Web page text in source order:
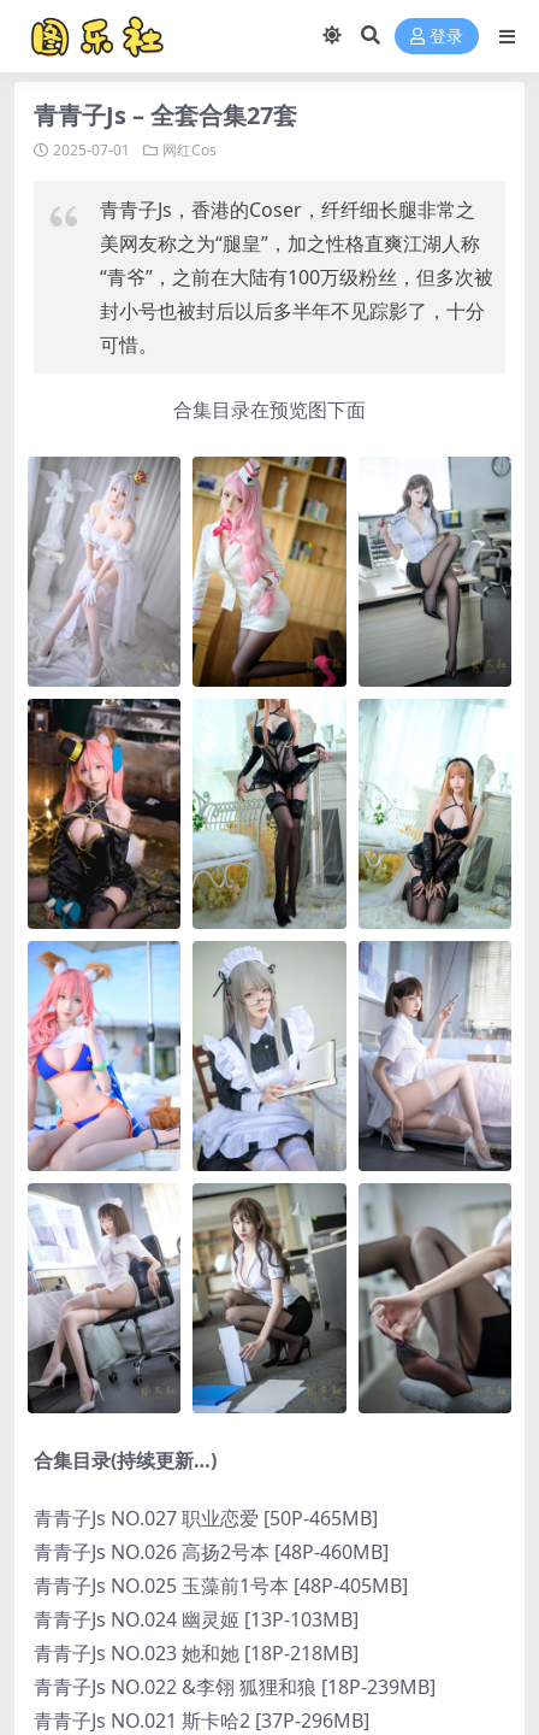
登录
青青子Js – 全套合集27套
2025-07-01 网红Cos
青青子Js，香港的Coser，纤纤细长腿非常之
美网友称之为“腿皇”，加之性格直爽江湖人称
“青爷”，之前在大陆有100万级粉丝，但多次被
封小号也被封后以后多半年不见踪影了，十分
可惜。
合集目录在预览图下面
合集目录(持续更新…)
青青子Js NO.027 职业恋爱 [50P-465MB]
青青子Js NO.026 高扬2号本 [48P-460MB]
青青子Js NO.025 玉藻前1号本 [48P-405MB]
青青子Js NO.024 幽灵姬 [13P-103MB]
青青子Js NO.023 她和她 [18P-218MB]
青青子Js NO.022 &李翎 狐狸和狼 [18P-239MB]
青青子Js NO.021 斯卡哈2 [37P-296MB]